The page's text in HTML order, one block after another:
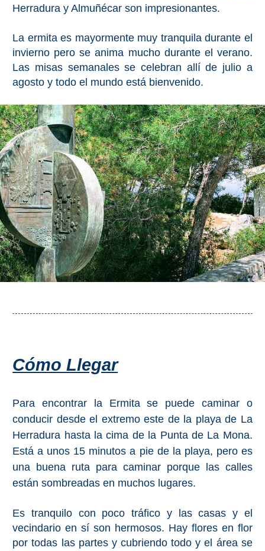
Pampaneira
Bubión
Capileira
Trevélez
PUEBLOS
BLANCOS
➜
Grazalema
Zahara de la
Zahara
Setenil de
ZONAS
Reserva de
Maro
Ardales
Álora
Todos
Destinos
Herradura y Almuñécar son impresionantes.
La ermita es mayormente muy tranquila durante el
invierno pero se anima mucho durante el verano.
Las misas semanales se celebran allí de julio a
agosto y todo el mundo está bienvenido.
Cómo Llegar
Para encontrar la Ermita se puede caminar o
conducir desde el extremo este de la playa de La
Herradura hasta la cima de la Punta de La Mona.
Está a unos 15 minutos a pie de la playa, pero es
una buena ruta para caminar porque las calles
están sombreadas en muchos lugares.
Es tranquilo con poco tráfico y las casas y el
vecindario en sí son hermosos. Hay flores en flor
por todas las partes y cubriendo todo y el área se